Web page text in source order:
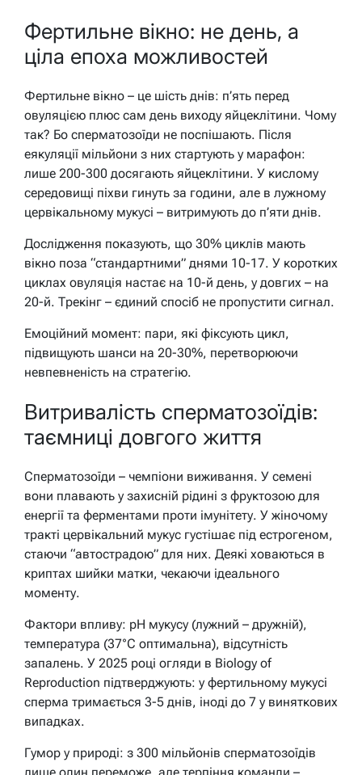
Фертильне вікно: не день, а
ціла епоха можливостей
Фертильне вікно – це шість днів: п’ять перед
овуляцією плюс сам день виходу яйцеклітини. Чому
так? Бо сперматозоїди не поспішають. Після
еякуляції мільйони з них стартують у марафон:
лише 200-300 досягають яйцеклітини. У кислому
середовищі піхви гинуть за години, але в лужному
цервікальному мукусі – витримують до п’яти днів.
Дослідження показують, що 30% циклів мають
вікно поза “стандартними” днями 10-17. У коротких
циклах овуляція настає на 10-й день, у довгих – на
20-й. Трекінг – єдиний спосіб не пропустити сигнал.
Емоційний момент: пари, які фіксують цикл,
підвищують шанси на 20-30%, перетворюючи
невпевненість на стратегію.
Витривалість сперматозоїдів:
таємниці довгого життя
Сперматозоїди – чемпіони виживання. У семені
вони плавають у захисній рідині з фруктозою для
енергії та ферментами проти імунітету. У жіночому
тракті цервікальний мукус густішає під естрогеном,
стаючи “автострадою” для них. Деякі ховаються в
криптах шийки матки, чекаючи ідеального
моменту.
Фактори впливу: pH мукусу (лужний – дружній),
температура (37°C оптимальна), відсутність
запалень. У 2025 році огляди в Biology of
Reproduction підтверджують: у фертильному мукусі
сперма тримається 3-5 днів, іноді до 7 у виняткових
випадках.
Гумор у природі: з 300 мільйонів сперматозоїдів